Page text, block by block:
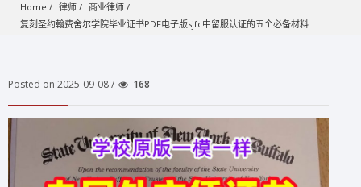
Home 律师
商业律师
复刻圣约翰费舍尔学院毕业证书PDF电子版sjfc中留服认证的五个必备材料
Posted on 2025-09-08 / 168